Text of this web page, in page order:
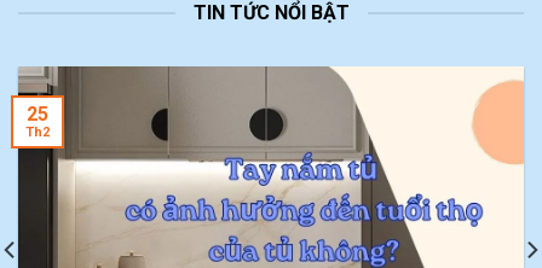
TIN TỨC NỔI BẬT
25
Th2